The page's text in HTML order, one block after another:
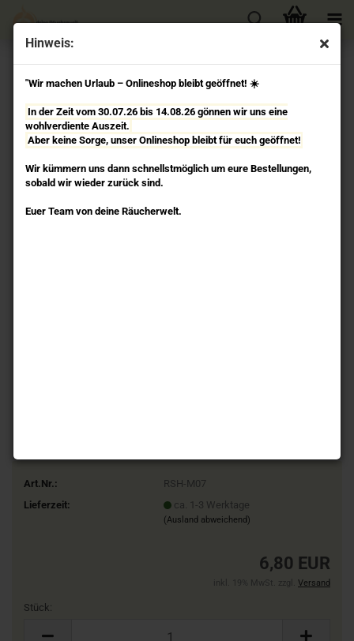
Hinweis:
"Wir machen Urlaub – Onlineshop bleibt geöffnet! ☀️
In der Zeit vom 30.07.26 bis 14.08.26 gönnen wir uns eine
wohlverdiente Auszeit.
Aber keine Sorge, unser Onlineshop bleibt für euch geöffnet!
Wir kümmern uns dann schnellstmöglich um eure Bestellungen,
sobald wir wieder zurück sind.
Euer Team von deine Räucherwelt.
« Erster « zurück weiter »
Letzter »
187Artikel in dieser Kategorie
Kamel mit Steinen - Räucherstäbchenhalter Metall Berk
Art.Nr.:
RSH-M07
Lieferzeit:
ca. 1-3 Werktage
(Ausland abweichend)
6,80 EUR
inkl. 19% MwSt. zzgl. Versand
Stück: